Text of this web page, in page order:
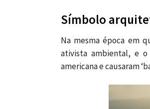
Símbolo
Na mesma época em
ativista ambiental, e o
americana e causaram